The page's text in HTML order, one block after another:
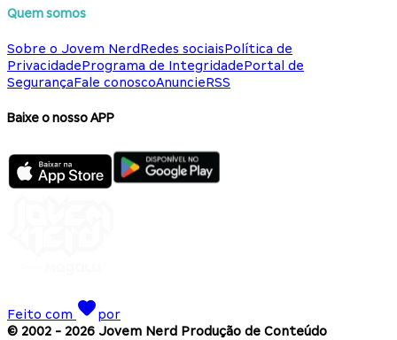
Quem somos
Sobre o Jovem NerdRedes sociaisPolítica de
PrivacidadePrograma de IntegridadePortal de
SegurançaFale conoscoAnuncieRSS
Baixe o nosso APP
Feito com
por
© 2002 - 2026 Jovem Nerd Produção de Conteúdo